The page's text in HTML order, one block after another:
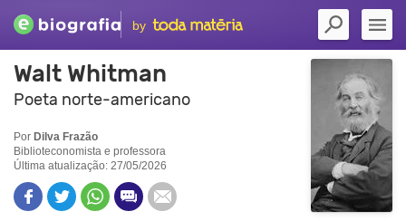
by
Walt Whitman
Poeta norte-americano
Por Dilva Frazão
Biblioteconomista e professora
Última atualização: 27/05/2026